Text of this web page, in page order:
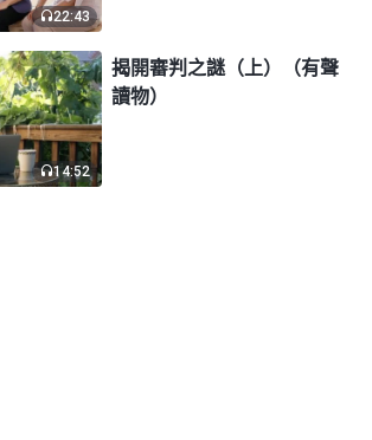
22:43
14:52
揭開審判之謎（上）（有聲
讀物）